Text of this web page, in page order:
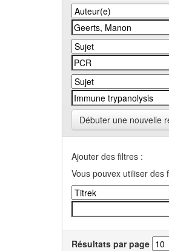
Débuter une nouvelle
Ajouter des filtres :
Vous pouvex utiliser des
Résultats par page